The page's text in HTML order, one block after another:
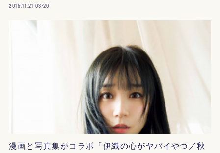
2015.11.21 03:20
漫画と写真集がコラボ『伊織の心がヤバイやつ／秋